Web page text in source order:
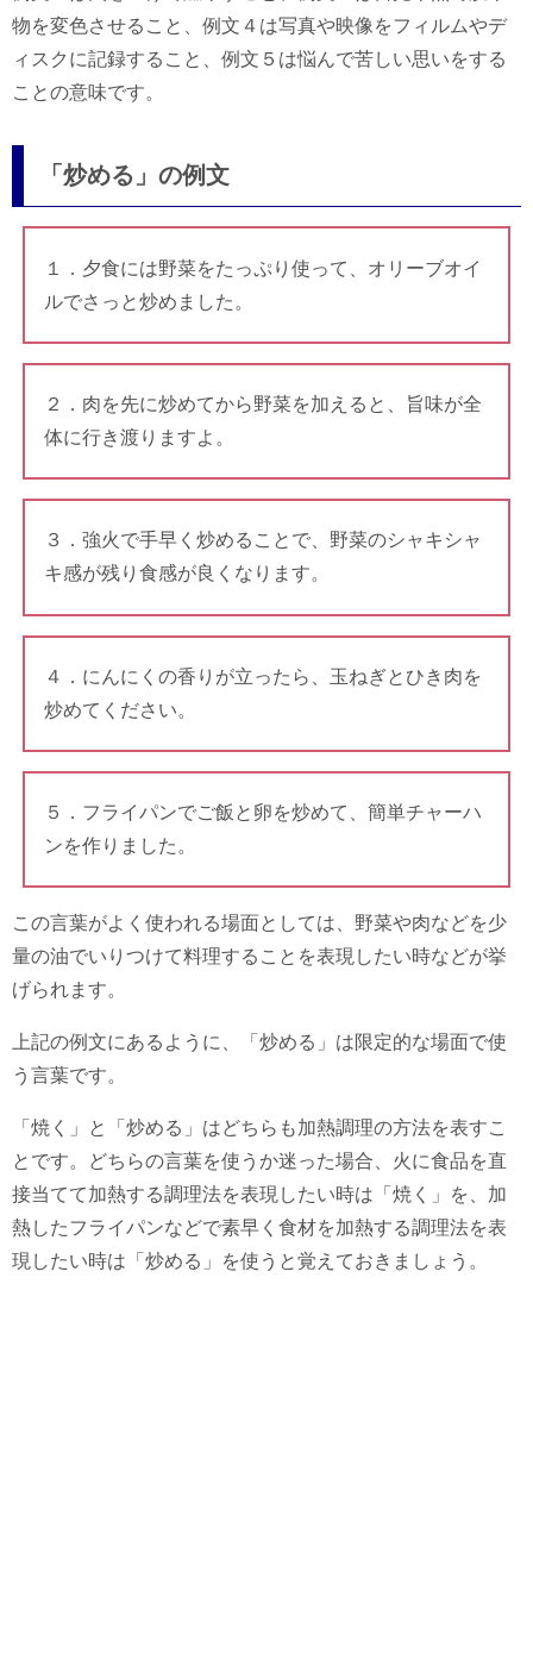
物を変色させること、例文４は写真や映像をフィルムやデ
ィスクに記録すること、例文５は悩んで苦しい思いをする
ことの意味です。
「炒める」の例文
１．夕食には野菜をたっぷり使って、オリーブオイ
ルでさっと炒めました。
２．肉を先に炒めてから野菜を加えると、旨味が全
体に行き渡りますよ。
３．強火で手早く炒めることで、野菜のシャキシャ
キ感が残り食感が良くなります。
４．にんにくの香りが立ったら、玉ねぎとひき肉を
炒めてください。
５．フライパンでご飯と卵を炒めて、簡単チャーハ
ンを作りました。
この言葉がよく使われる場面としては、野菜や肉などを少
量の油でいりつけて料理することを表現したい時などが挙
げられます。
上記の例文にあるように、「炒める」は限定的な場面で使
う言葉です。
「焼く」と「炒める」はどちらも加熱調理の方法を表すこ
とです。どちらの言葉を使うか迷った場合、火に食品を直
接当てて加熱する調理法を表現したい時は「焼く」を、加
熱したフライパンなどで素早く食材を加熱する調理法を表
現したい時は「炒める」を使うと覚えておきましょう。